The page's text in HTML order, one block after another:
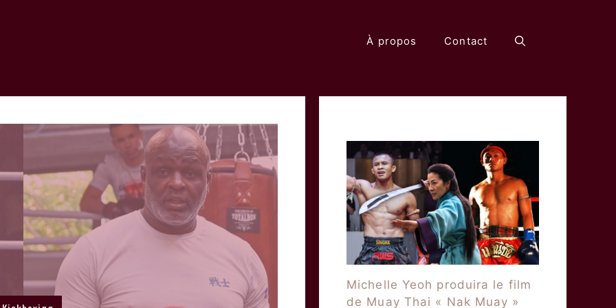
À propos Contact
Michelle Yeoh produira le film
de Muay Thai « Nak Muay »